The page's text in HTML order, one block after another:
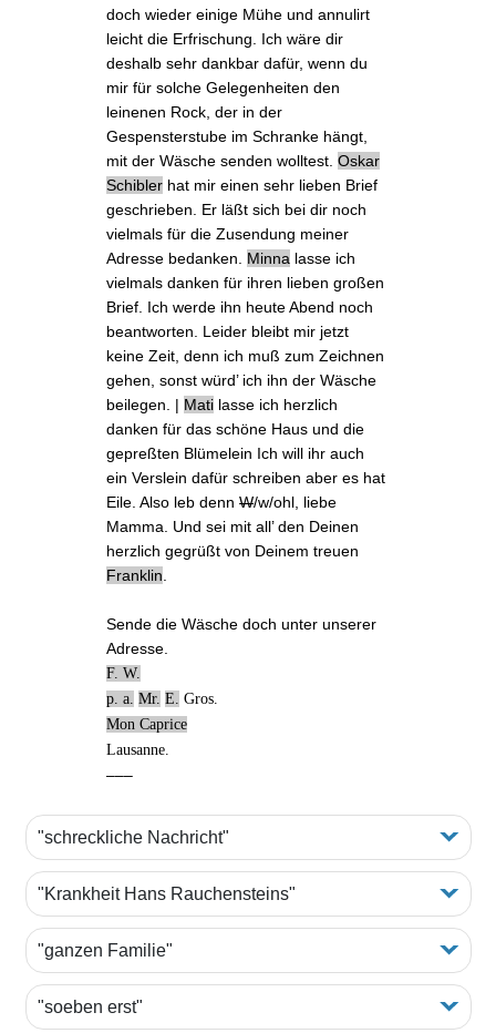
doch wieder einige Mühe undannulirt
leicht die Erfrischung. Ich wäre dir
deshalb sehr dankbar dafür, wenn du
mir für solche Gelegenheiten den
leinenen Rock, der in der
Gespensterstube im Schranke hängt,
mit der Wäsche senden wolltest.Oskar
Schibler hat mir einen sehr lieben Brief
geschrieben. Er läßt sich bei dir noch
vielmals für die Zusendung meiner
Adresse bedanken. Minna lasse ich
vielmals danken für ihren liebengroßen
Brief . Ich werde ihn heute Abend noch
beantworten. Leider bleibt mir jetzt
keine Zeit, denn ich muß zum Zeichnen
gehen, sonst würd’ ich ihn der Wäsche
beilegen. | Mati lasse ich herzlich
danken für dasschöne Haus und die
gepreßten Blümelein Ich will ihr auch
ein Verslein dafür schreiben aber es hat
Eile. Also leb dennW/w/ohl, liebe
Mamma. Und sei mit all’ den Deinen
herzlich gegrüßt von Deinem treuen
Franklin
Sende die Wäsche doch unter unserer
Adresse.
F. W.
p. a. Mr. E. Gros.
Mon Caprice
Lausanne.
–––
"schreckliche Nachricht"
"Krankheit Hans Rauchensteins"
"ganzen Familie"
"soeben erst"